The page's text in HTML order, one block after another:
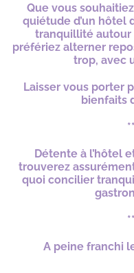
Que vous
quiétude d’un hôtel
tranquillité autour
préfériez alterner
trop, avec
Laisser vous porter
bienfaits
Détente à l’hôtel
trouverez
quoi concilier
A peine franchi